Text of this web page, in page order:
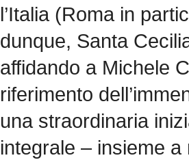
l’Italia (Roma in
dunque, Santa
affidando a Michele
riferimento
una straordinaria
integrale – insieme